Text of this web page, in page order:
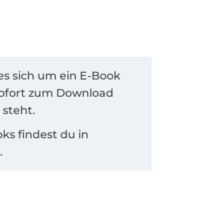
sich um ein E-Book
zum Download
steht.
findest du in
.